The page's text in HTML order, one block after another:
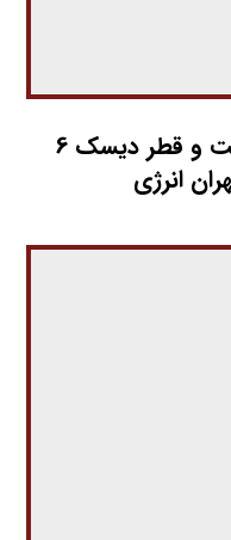
گل میخ سفید طول 7 سانت و قطر دیسک 6